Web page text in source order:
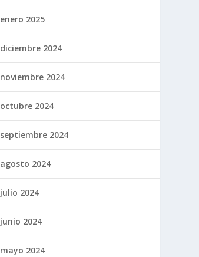
enero 2025
diciembre 2024
noviembre 2024
octubre 2024
septiembre 2024
agosto 2024
julio 2024
junio 2024
mayo 2024